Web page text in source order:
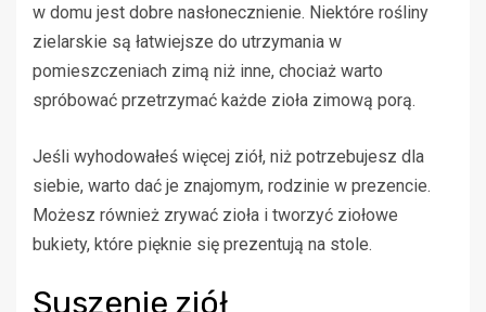
w domu jest dobre nasłonecznienie. Niektóre rośliny
zielarskie są łatwiejsze do utrzymania w
pomieszczeniach zimą niż inne, chociaż warto
spróbować przetrzymać każde zioła zimową porą.
Jeśli wyhodowałeś więcej ziół, niż potrzebujesz dla
siebie, warto dać je znajomym, rodzinie w prezencie.
Możesz również zrywać zioła i tworzyć ziołowe
bukiety, które pięknie się prezentują na stole.
Suszenie ziół